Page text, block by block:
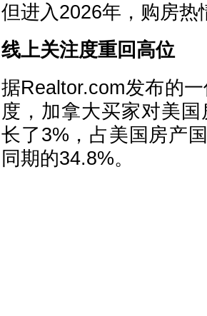
但进入2026年，购房热
线上关注度重回高位
据Realtor.com发布的
度，加拿大买家对美
长了3%，占美国房产
同期的34.8%。